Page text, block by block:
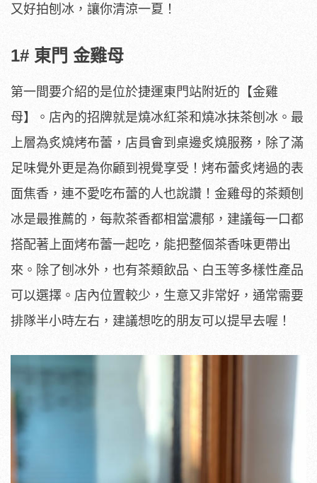
又好拍刨冰，讓你清涼一夏！
1# 東門 金雞母
第一間要介紹的是位於捷運東門站附近的【金雞
母】。店內的招牌就是燒冰紅茶和燒冰抹茶刨冰。最
上層為炙燒烤布蕾，店員會到桌邊炙燒服務，除了滿
足味覺外更是為你顧到視覺享受！烤布蕾炙烤過的表
面焦香，連不愛吃布蕾的人也說讚！金雞母的茶類刨
冰是最推薦的，每款茶香都相當濃郁，建議每一口都
搭配著上面烤布蕾一起吃，能把整個茶香味更帶出
來。除了刨冰外，也有茶類飲品、白玉等多樣性產品
可以選擇。店內位置較少，生意又非常好，通常需要
排隊半小時左右，建議想吃的朋友可以提早去喔！